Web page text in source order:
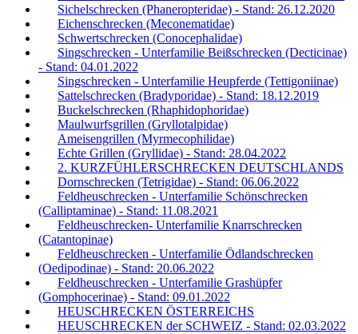
Sichelschrecken (Phaneropteridae) - Stand: 26.12.2020
Eichenschrecken (Meconematidae)
Schwertschrecken (Conocephalidae)
Singschrecken - Unterfamilie Beißschrecken (Decticinae)
- Stand: 04.01.2022
Singschrecken - Unterfamilie Heupferde (Tettigoniinae)
Sattelschrecken (Bradyporidae) - Stand: 18.12.2019
Buckelschrecken (Rhaphidophoridae)
Maulwurfsgrillen (Gryllotalpidae)
Ameisengrillen (Myrmecophilidae)
Echte Grillen (Gryllidae) - Stand: 28.04.2022
2. KURZFÜHLERSCHRECKEN DEUTSCHLANDS
Dornschrecken (Tetrigidae) - Stand: 06.06.2022
Feldheuschrecken - Unterfamilie Schönschrecken
(Calliptaminae) - Stand: 11.08.2021
Feldheuschrecken- Unterfamilie Knarrschrecken
(Catantopinae)
Feldheuschrecken - Unterfamilie Ödlandschrecken
(Oedipodinae) - Stand: 20.06.2022
Feldheuschrecken - Unterfamilie Grashüpfer
(Gomphocerinae) - Stand: 09.01.2022
HEUSCHRECKEN ÖSTERREICHS
HEUSCHRECKEN der SCHWEIZ - Stand: 02.03.2022